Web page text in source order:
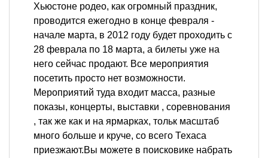
Хьюстоне родео, как огромный праздник,
проводится ежегодно в конце февраля -
начале марта, в 2012 году будет проходить с
28 феврала по 18 марта, а билеты уже на
него сейчас продают. Все мероприятия
посетить просто нет возможности.
Мероприятий туда входит масса, разные
показы, концерты, выставки , соревнования
, так же как и на ярмарках, тольк масштаб
много больше и круче, со всего Техаса
приезжают.Вы можете в поисковике набрать